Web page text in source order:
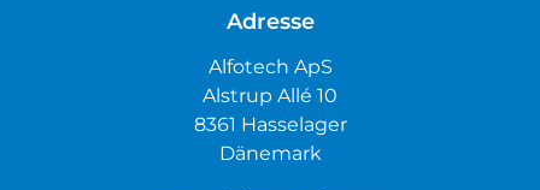
Adresse
Alfotech ApS
Alstrup Allé 10
8361 Hasselager
Dänemark